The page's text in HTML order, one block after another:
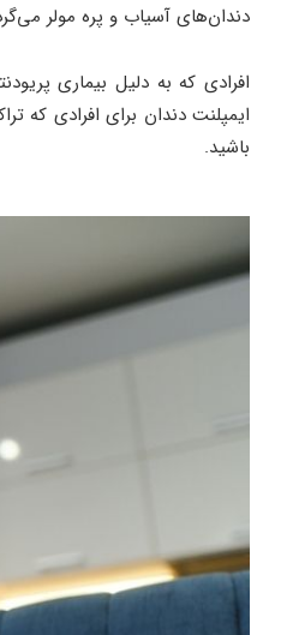
دندان‌های آسیاب و پره مولر
افرادی که به دلیل بیماری
ایمپلنت دندان برای افرادی که
باشید.